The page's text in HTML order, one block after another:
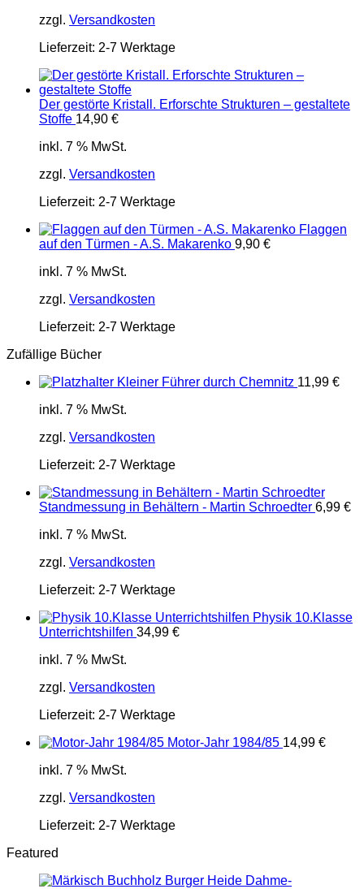
zzgl. Versandkosten
Lieferzeit: 2-7 Werktage
Der gestörte Kristall. Erforschte Strukturen – gestaltete
Stoffe 14,90 €
inkl. 7 % MwSt.
zzgl. Versandkosten
Lieferzeit: 2-7 Werktage
Flaggen
auf den Türmen - A.S. Makarenko 9,90 €
inkl. 7 % MwSt.
zzgl. Versandkosten
Lieferzeit: 2-7 Werktage
Zufällige Bücher
Kleiner Führer durch Chemnitz 11,99 €
inkl. 7 % MwSt.
zzgl. Versandkosten
Lieferzeit: 2-7 Werktage
Standmessung in Behältern - Martin Schroedter 6,99 €
inkl. 7 % MwSt.
zzgl. Versandkosten
Lieferzeit: 2-7 Werktage
Physik 10.Klasse
Unterrichtshilfen 34,99 €
inkl. 7 % MwSt.
zzgl. Versandkosten
Lieferzeit: 2-7 Werktage
Motor-Jahr 1984/85 14,99 €
inkl. 7 % MwSt.
zzgl. Versandkosten
Lieferzeit: 2-7 Werktage
Featured